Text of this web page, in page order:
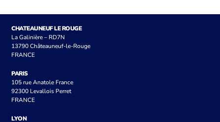
CHATEAUNEUF LE ROUGE
La Galinière – RD7N
13790 Châteauneuf-le-Rouge
FRANCE
PARIS
105 rue Anatole France
92300 Levallois Perret
FRANCE
LYON